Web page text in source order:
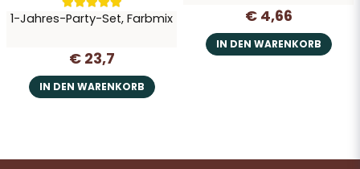
1-Jahres-Party-Set, Farbmix
€ 23,7
IN DEN WARENKORB
€ 4,66
IN DEN WARENKORB